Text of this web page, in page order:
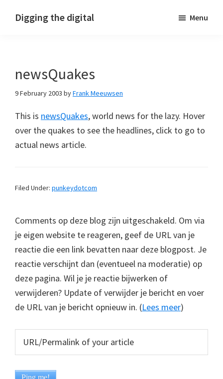
Digging the digital Menu
newsQuakes
9 February 2003 byFrank Meeuwsen
This is newsQuakes, world news for the lazy. Hover
over the quakes to see the headlines, click to go to
actual news article.
Filed Under: punkeydotcom
Comments op deze blog zijn uitgeschakeld. Om via
je eigen website te reageren, geef de URL van je
reactie die een link bevatten naar deze blogpost. Je
reactie verschijnt dan (eventueel na moderatie) op
deze pagina. Wil je je reactie bijwerken of
verwijderen? Update of verwijder je bericht en voer
de URL van je bericht opnieuw in. (Lees meer)